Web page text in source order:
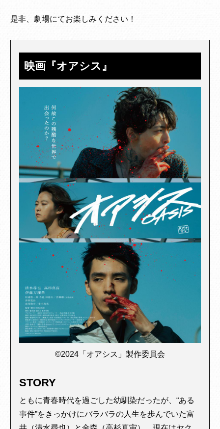
是非、劇場にてお楽しみください！
映画『オアシス』
©2024「オアシス」製作委員会
STORY
ともに青春時代を過ごした幼馴染だったが、“ある
事件”をきっかけにバラバラの人生を歩んでいた富